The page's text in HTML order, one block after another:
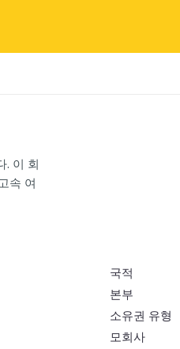
. 이 회
속 여
국적
본부
소유권 유형
모회사